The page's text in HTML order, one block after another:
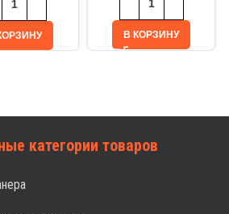
В КОРЗИНУ
категории товаров